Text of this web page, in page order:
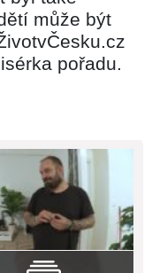
může být
pořadu.